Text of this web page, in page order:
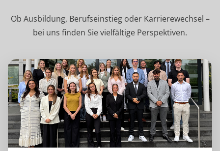
Ob Ausbildung, Berufseinstieg oder Karrierewechsel –
bei uns finden Sie vielfältige Perspektiven.